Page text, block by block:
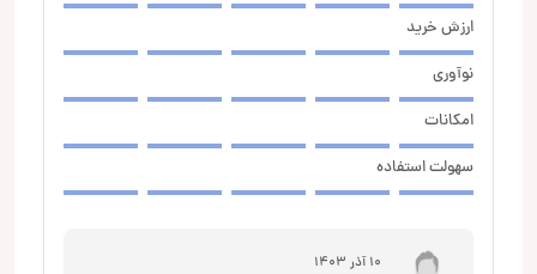
ارزش خرید
نوآوری
امکانات
سهولت استفاده
10 آذر 1403